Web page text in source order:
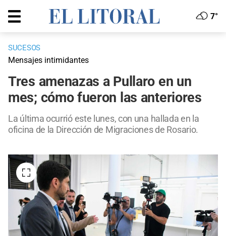
7°
SUCESOS
Mensajes intimidantes
Tres amenazas a Pullaro en un
mes; cómo fueron las anteriores
La última ocurrió este lunes, con una hallada en la
oficina de la Dirección de Migraciones de Rosario.